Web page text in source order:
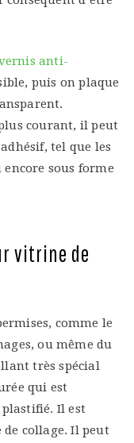
anti-
puis on plaque
courant, il peut
tel que les
sous forme
vitrine de
comme le
ou même du
très spécial
qui est
plastifié. Il est
collage. Il peut